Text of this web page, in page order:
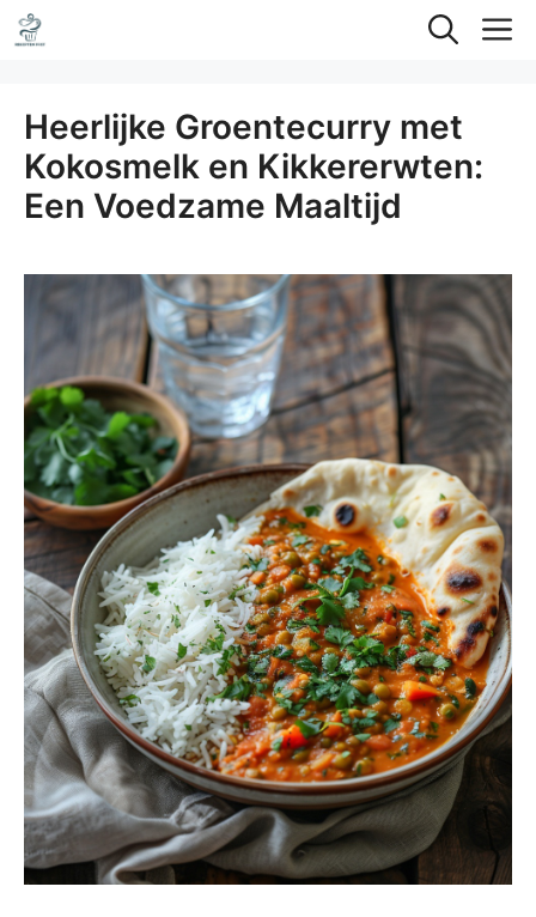
Ga
naar
inhoud
Heerlijke Groentecurry met
Kokosmelk en Kikkererwten:
Een Voedzame Maaltijd